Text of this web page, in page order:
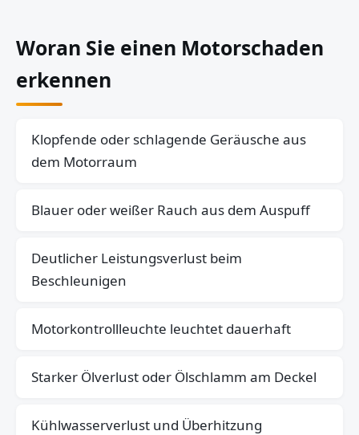
Woran Sie einen Motorschaden
erkennen
Klopfende oder schlagende Geräusche aus
dem Motorraum
Blauer oder weißer Rauch aus dem Auspuff
Deutlicher Leistungsverlust beim
Beschleunigen
Motorkontrollleuchte leuchtet dauerhaft
Starker Ölverlust oder Ölschlamm am Deckel
Kühlwasserverlust und Überhitzung